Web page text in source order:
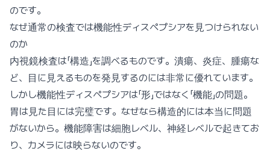
のです。
なぜ通常の検査では機能性ディスペプシアを見つけられない
のか
内視鏡検査は「構造」を調べるものです。潰瘍、炎症、腫瘍な
ど、目に見えるものを発見するのには非常に優れています。
しかし機能性ディスペプシアは「形」ではなく「機能」の問題。
胃は見た目には完璧です。なぜなら構造的には本当に問題
がないから。機能障害は細胞レベル、神経レベルで起きてお
り、カメラには映らないのです。